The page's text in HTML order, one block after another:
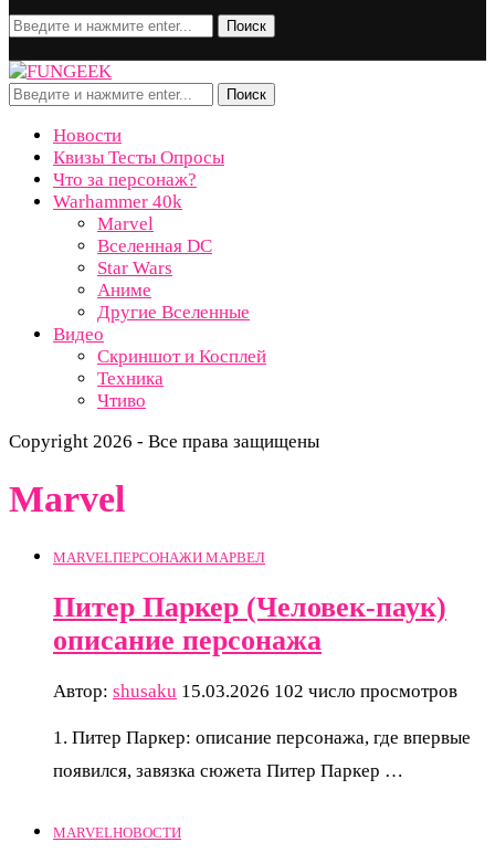
Поиск
Поиск
Новости
Квизы Тесты Опросы
Что за персонаж?
Warhammer 40k
Marvel
Вселенная DC
Star Wars
Аниме
Другие Вселенные
Видео
Скриншот и Косплей
Техника
Чтиво
Copyright 2026 - Все права защищены
Marvel
MARVELПЕРСОНАЖИ МАРВЕЛ
Питер Паркер (Человек-паук)
описание персонажа
Автор: shusaku 15.03.2026 102 число просмотров
1. Питер Паркер: описание персонажа, где впервые
появился, завязка сюжета Питер Паркер …
MARVELНОВОСТИ